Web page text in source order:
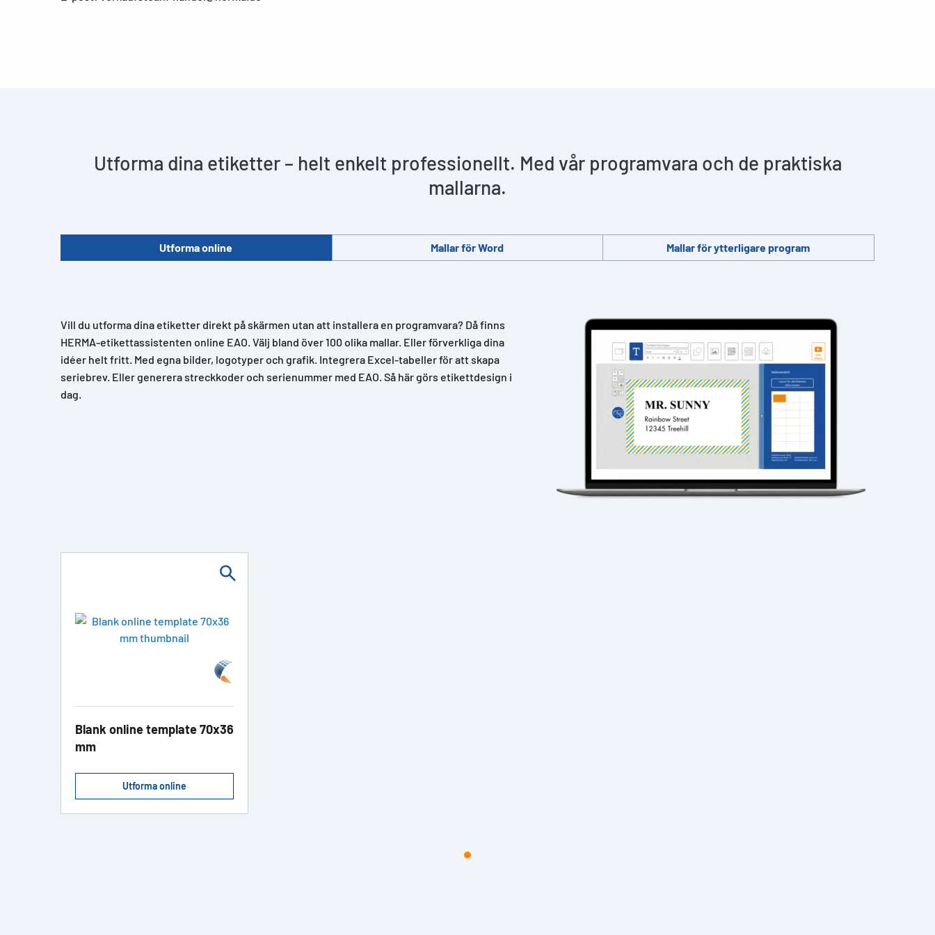
Utforma dina etiketter – helt enkelt professionellt. Med vår programvara och de praktiska
mallarna.
Utforma online Mallar för Word Mallar för ytterligare program
Vill du utforma dina etiketter direkt på skärmen utan att installera en programvara? Då finns
HERMA-etikettassistenten online EAO. Välj bland över 100 olika mallar. Eller förverkliga dina
idéer helt fritt. Med egna bilder, logotyper och grafik. Integrera Excel-tabeller för att skapa
seriebrev. Eller generera streckkoder och serienummer med EAO. Så här görs etikettdesign i
dag.
Blank online template 70x36
mm
Utforma online